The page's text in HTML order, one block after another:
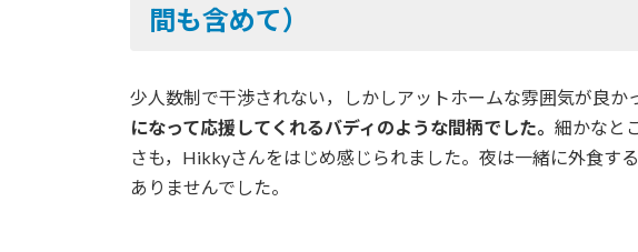
間も含めて）
少人数制で干渉されない，しかしアットホームな雰囲気が良か
になって応援してくれるバディのような間柄でした。 細かなと
さも，Hikkyさんをはじめ感じられました。夜は一緒に外食す
ありませんでした。